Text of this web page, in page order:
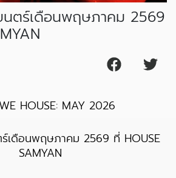
นตร์เดือนพฤษภาคม 2569
HOUSE: MAY 2026
เดือนพฤษภาคม 2569 ที่ HOUSE
SAMYAN